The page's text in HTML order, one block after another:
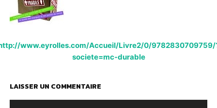
www.eyrolles.com/Accueil/Livre2/0/9782830709759/
societe=mc-durable
LAISSER UN COMMENTAIRE